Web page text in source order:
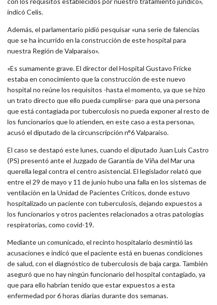
indicó Celis.
Además, el parlamentario pidió pesquisar «una serie de falencias
que se ha incurrido en la construcción de este hospital para
nuestra Región de Valparaíso».
«Es sumamente grave. El director del Hospital Gustavo Fricke
estaba en conocimiento que la construcción de este nuevo
hospital no reúne los requisitos -hasta el momento, ya que se hizo
un trato directo que ello pueda cumplirse- para que una persona
que está contagiada por tuberculosis no pueda exponer al resto de
los funcionarios que lo atienden, en este caso a esta persona»,
acusó el diputado de la circunscripción n°6 Valparaíso.
El caso se destapó este lunes, cuando el diputado Juan Luis Castro
(PS) presentó ante el Juzgado de Garantía de Viña del Mar una
querella legal contra el centro asistencial. El legislador relató que
entre el 29 de mayo y 11 de junio hubo una falla en los sistemas de
ventilación en la Unidad de Pacientes Críticos, donde estuvo
hospitalizado un paciente con tuberculosis, dejando expuestos a
los funcionarios y otros pacientes relacionados a otras patologías
respiratorias, como covid-19.
Mediante un comunicado, el recinto hospitalario desmintió las
acusaciones e indicó que el paciente está en buenas condiciones
de salud, con el diagnóstico de tuberculosis de baja carga. También
aseguró que no hay ningún funcionario del hospital contagiado, ya
que para ello habrían tenido que estar expuestos a esta
enfermedad por 6 horas diarias durante dos semanas.